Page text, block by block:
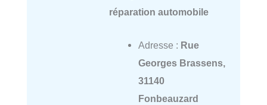
réparation automobile
Adresse : Rue
Georges Brassens,
31140
Fonbeauzard